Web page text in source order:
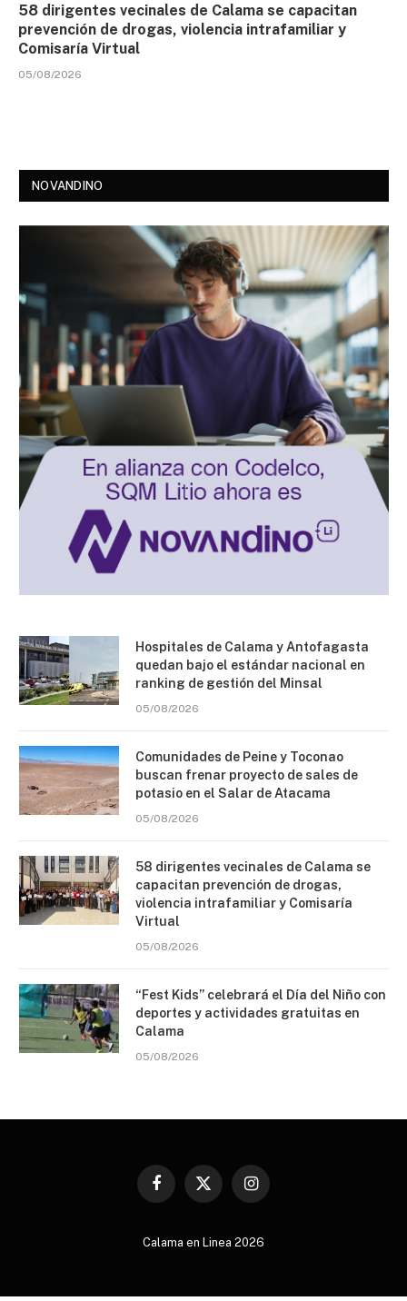
58 dirigentes vecinales de Calama se capacitan
prevención de drogas, violencia intrafamiliar y
Comisaría Virtual
05/08/2026
NOVANDINO
Hospitales de Calama y Antofagasta
quedan bajo el estándar nacional en
ranking de gestión del Minsal
05/08/2026
Comunidades de Peine y Toconao
buscan frenar proyecto de sales de
potasio en el Salar de Atacama
05/08/2026
58 dirigentes vecinales de Calama se
capacitan prevención de drogas,
violencia intrafamiliar y Comisaría
Virtual
05/08/2026
“Fest Kids” celebrará el Día del Niño con
deportes y actividades gratuitas en
Calama
05/08/2026
Facebook
X
Instagram
Calama en Linea 2026